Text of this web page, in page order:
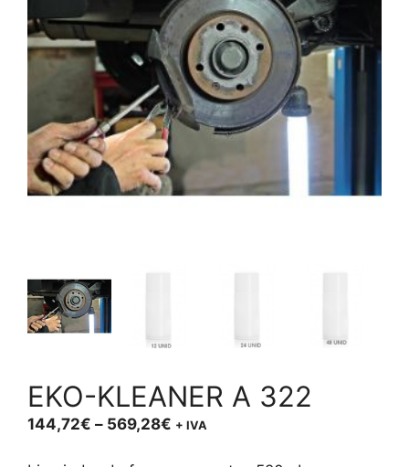
EKO-KLEANER A 322
144,72€ – 569,28€ Price
+ IVA